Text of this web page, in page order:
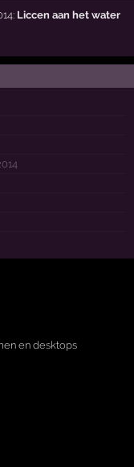
Liccen aan het water
en desktops